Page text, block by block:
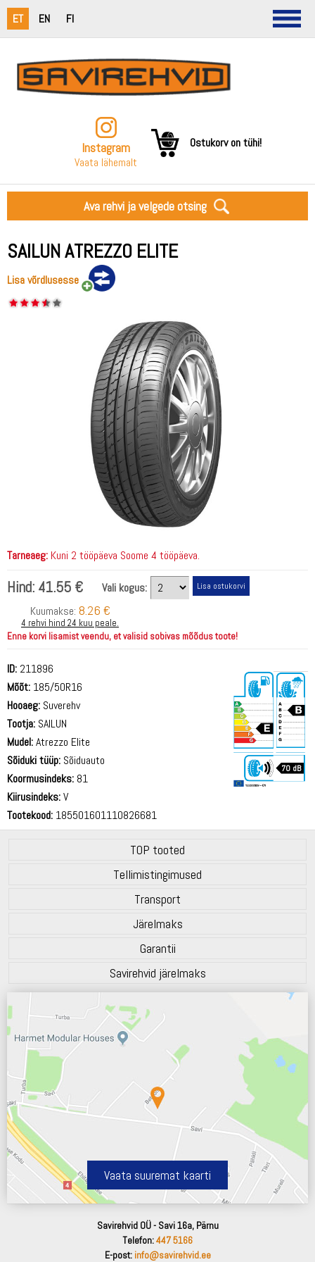
ET EN FI
Instagram
Vaata lähemalt
Ostukorv on tühi!
Ava rehvi ja velgede otsing
SAILUN ATREZZO ELITE
Lisa võrdlusesse
Tarneaeg: Kuni 2 tööpäeva Soome 4 tööpäeva.
Hind: 41.55 €
Vali kogus:
Kuumakse: 8.26 €
4 rehvi hind 24 kuu peale.
Enne korvi lisamist veendu, et valisid sobivas mõõdus toote!
70 dB
ID: 211896
Mõõt: 185/50R16
Hooaeg: Suverehv
Tootja: SAILUN
Mudel:Atrezzo Elite
Sõiduki tüüp: Sõiduauto
Koormusindeks: 81
Kiirusindeks:V
Tootekood: 185501601110826681
TOP tooted
Tellimistingimused
Transport
Järelmaks
Garantii
Savirehvid järelmaks
Vaata suuremat kaarti
Savirehvid OÜ - Savi 16a, Pärnu
Telefon:447 5166
E-post: info@savirehvid.ee